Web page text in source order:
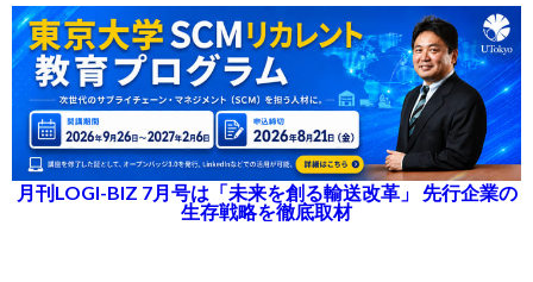
月刊LOGI-BIZ 7月号は「未来を創る輸送改革」 先行企業の
生存戦略を徹底取材